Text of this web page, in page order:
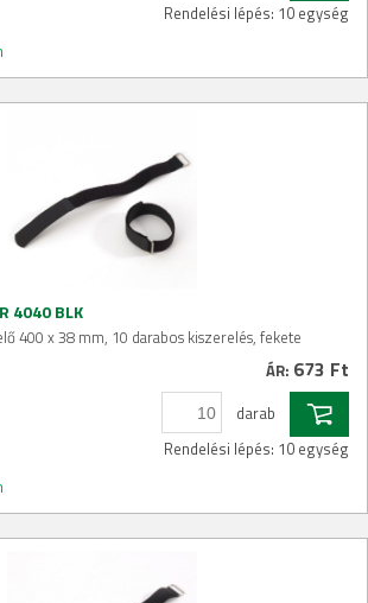
Rendelési lépés: 10 egység
4040 BLK
400 x 38 mm, 10 darabos kiszerelés, fekete
ÁR: 673 Ft
darab
Rendelési lépés: 10 egység